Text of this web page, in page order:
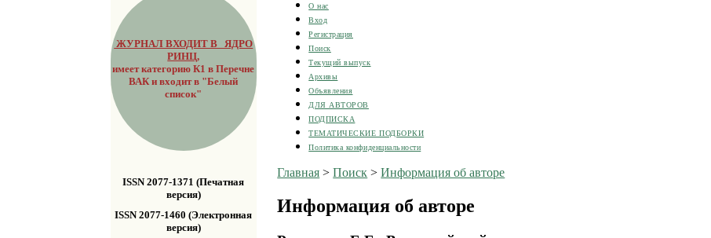
ЖУРНАЛ ВХОДИТ В ЯДРО
РИНЦ,
имеет категорию К1 в Перечне
ВАК и входит в "Белый
список"
ISSN 2077-1371 (Печатная
версия)
ISSN 2077-1460 (Электронная
версия)
О нас
Вход
Регистрация
Поиск
Текущий выпуск
Архивы
Объявления
ДЛЯ АВТОРОВ
ПОДПИСКА
ТЕМАТИЧЕСКИЕ ПОДБОРКИ
Политика конфиденциальности
Главная >Поиск >Информация об авторе
Информация об авторе